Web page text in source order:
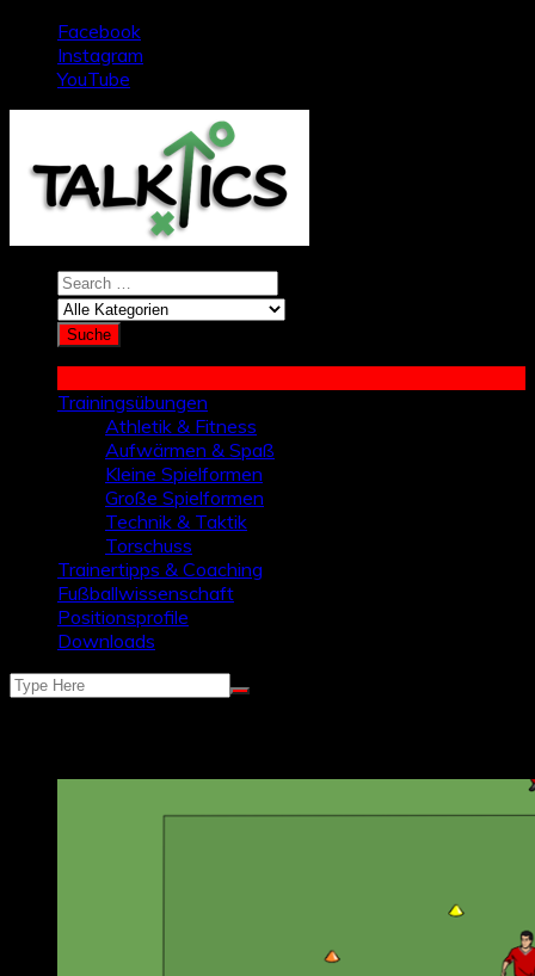
springen
Facebook
Instagram
YouTube
Trainingsübungen
Athletik & Fitness
Aufwärmen & Spaß
Kleine Spielformen
Große Spielformen
Technik & Taktik
Torschuss
Trainertipps & Coaching
Fußballwissenschaft
Positionsprofile
Downloads